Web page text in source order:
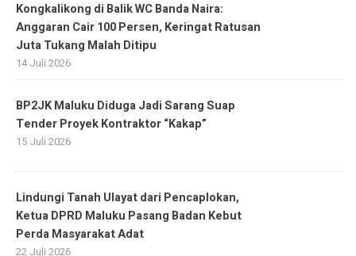
Kongkalikong di Balik WC Banda Naira:
Anggaran Cair 100 Persen, Keringat Ratusan
Juta Tukang Malah Ditipu
14 Juli 2026
BP2JK Maluku Diduga Jadi Sarang Suap
Tender Proyek Kontraktor “Kakap”
15 Juli 2026
Lindungi Tanah Ulayat dari Pencaplokan,
Ketua DPRD Maluku Pasang Badan Kebut
Perda Masyarakat Adat
22 Juli 2026